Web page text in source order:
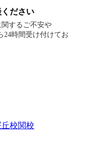
ださい
するご不安や
24時間受け付けてお
校関校